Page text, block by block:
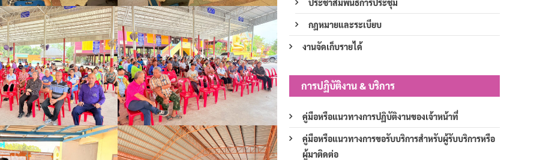
ประชาสัมพันธ์การประชุม
กฎหมายและระเบียบ
งานจัดเก็บรายได้
การปฏิบัติงาน & บริการ
คู่มือหรือแนวทางการปฏิบัติงานของเจ้าหน้าที่
คู่มือหรือแนวทางการขอรับบริการสำหรับผู้รับบริการหรือ
ผู้มาติดต่อ